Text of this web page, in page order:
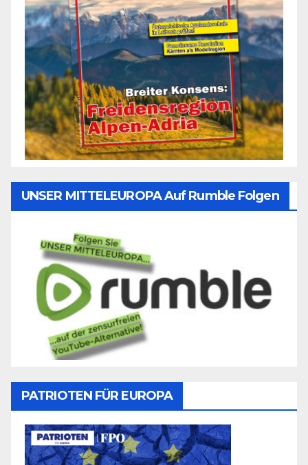
UNSER MITTELEUROPA Auf Rumble Folgen
PATRIOTEN FÜR EUROPA